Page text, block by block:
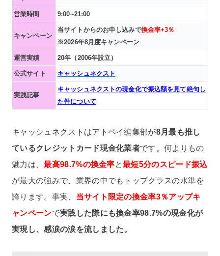
営業時間 9:00~21:00
キャンペーン
当サイトからのお申し込みで換金率+3％
※2026年8月度キャンペーン
運営実績 20年（2006年設立）
公式サイト キャッシュネクスト
実践記事
キャッシュネクストの現金化で振込額を見て絶句し
た件について
キャッシュネクストはアトペイ編集部が8月最も推し
ているクレジットカード現金化業者です。何よりもの
魅力は、最高98.7%の換金率と最短5分のスピード振込
が最大の強みで、業界の中でもトップクラスの水準を
誇ります。事実、 当サイト限定の換金率3％アップキ
ャンペーンで実践した際にも換金率98.7%の現金化が
実現し、感涙の涙を流しました。